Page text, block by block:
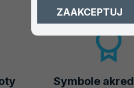
Symbole
ZAAKCEPTUJ